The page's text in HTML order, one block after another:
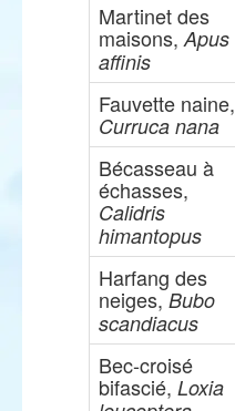
Martinet des
maisons, Apus
affinis
Fauvette naine,
Curruca nana
Bécasseau à
échasses,
Calidris
himantopus
Harfang des
neiges,Bubo
scandiacus
Bec-croisé
bifascié, Loxia